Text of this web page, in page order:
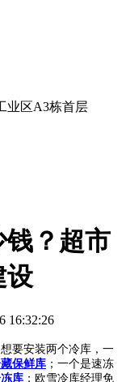
业区A3栋首层
？超市
设
16:32:26
要安装两个冷库，一
保鲜库 ；一个是速冻
库 ；欧雪冷库经理免